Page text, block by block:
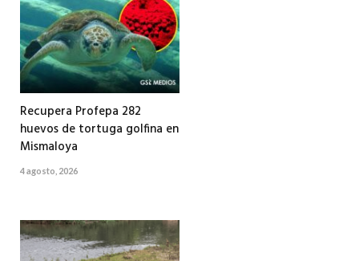
Recupera Profepa 282
huevos de tortuga golfina en
Mismaloya
4 agosto, 2026